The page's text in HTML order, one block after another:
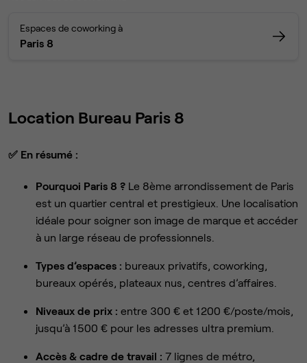
Espaces de coworking à
Paris 8
Location Bureau Paris 8
✅ En résumé :
Pourquoi Paris 8 ? Le 8ème arrondissement de Paris
est un quartier central et prestigieux. Une localisation
idéale pour soigner son image de marque et accéder
à un large réseau de professionnels.
Types d’espaces : bureaux privatifs, coworking,
bureaux opérés, plateaux nus, centres d’affaires.
Niveaux de prix : entre 300 € et 1 200 €/poste/mois,
jusqu’à 1 500 € pour les adresses ultra premium.
Accès & cadre de travail : 7 lignes de métro,